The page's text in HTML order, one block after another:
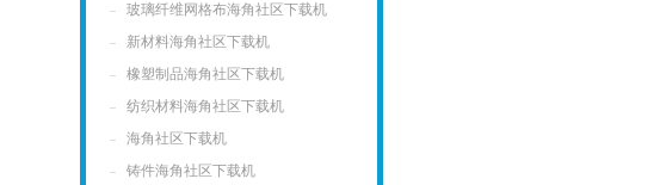
玻璃纤维网格布海角社区下载机
新材料海角社区下载机
橡塑制品海角社区下载机
纺织材料海角社区下载机
海角社区下载机
铸件海角社区下载机